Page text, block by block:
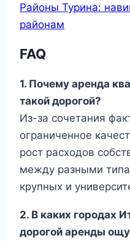
Районы Турина:
районам
FAQ
1. Почему аренда
такой дорогой?
Из-за сочетания
ограниченное
рост расходов
между разными
крупных и
2. В каких городах
дорогой аренды